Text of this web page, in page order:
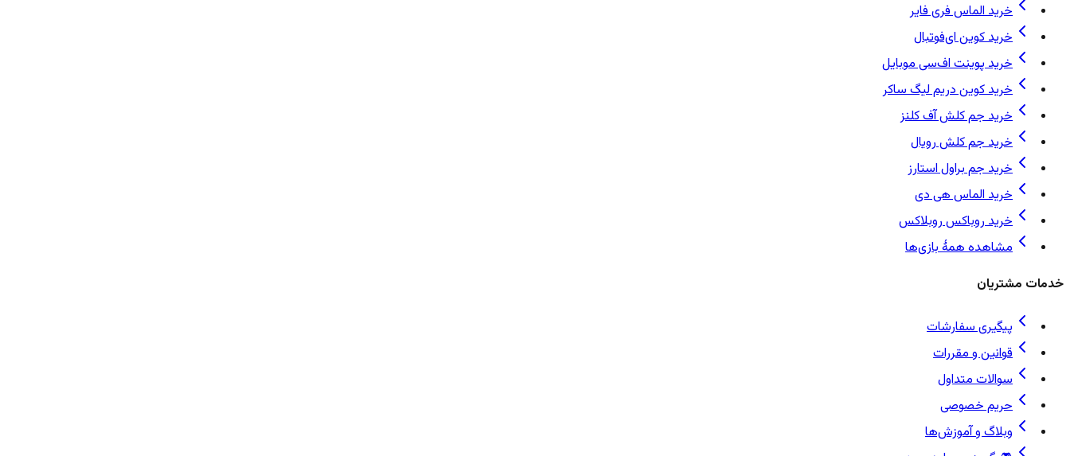
خرید الماس فری فایر
خرید کوین ای‌فوتبال
خرید پوینت اف‌سی موبایل
خرید کوین دریم لیگ ساکر
خرید جم کلش آف کلنز
خرید جم کلش رویال
خرید جم براول استارز
خرید الماس هی دی
خرید روباکس روبلاکس
مشاهده همهٔ بازی‌ها
خدمات مشتریان
پیگیری سفارشات
قوانین و مقررات
سوالات متداول
حریم خصوصی
وبلاگ و آموزش‌ها